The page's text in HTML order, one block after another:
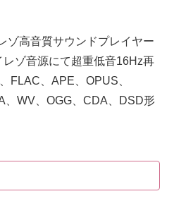
ゾ高音質サウンドプレイヤー
ゾ音源にて超重低音16Hz再
FLAC、APE、OPUS、
、WV、OGG、CDA、DSD形